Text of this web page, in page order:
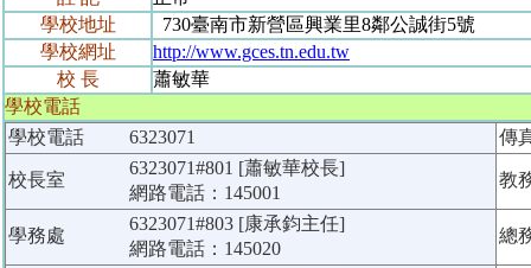
學校地址
730臺南市新營區興業里8鄰公誠街5號
學校網址
http://www.gces.tn.edu.tw
校 長
蕭敏華
學校電話
學校電話
6323071 傳
校長室
6323071#801 [蕭敏華校長]
網路電話：145001
教
學務處
6323071#803 [康承鈞主任]
網路電話：145020
總